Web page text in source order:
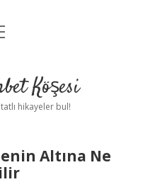
Köşesi
tatlı hikayeler bul!
Altına Ne